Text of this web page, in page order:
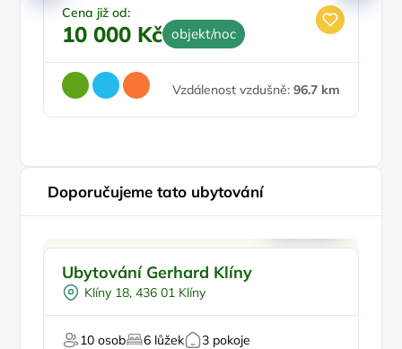
Pro svatby a oslavy
Cena již od:
10 000 Kč objekt/noc
Vzdálenost vzdušně: 96.7 km
Doporučujeme tato ubytování
Ubytování Gerhard Klíny
Klíny 18, 436 01 Klíny
10 osob 6 lůžek 3 pokoje